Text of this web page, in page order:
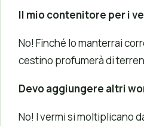
Il mio contenitore per i
No! Finché lo manterrai
cestino profumerà di
Devo aggiungere altri
No! I vermi si moltiplicano